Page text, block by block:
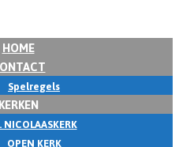
HOME
Spelregels
KERKEN
OPEN KERK